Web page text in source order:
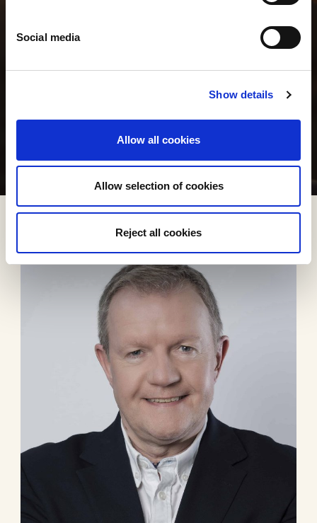
Social media
Show details
Allow all cookies
Allow selection of cookies
Reject all cookies